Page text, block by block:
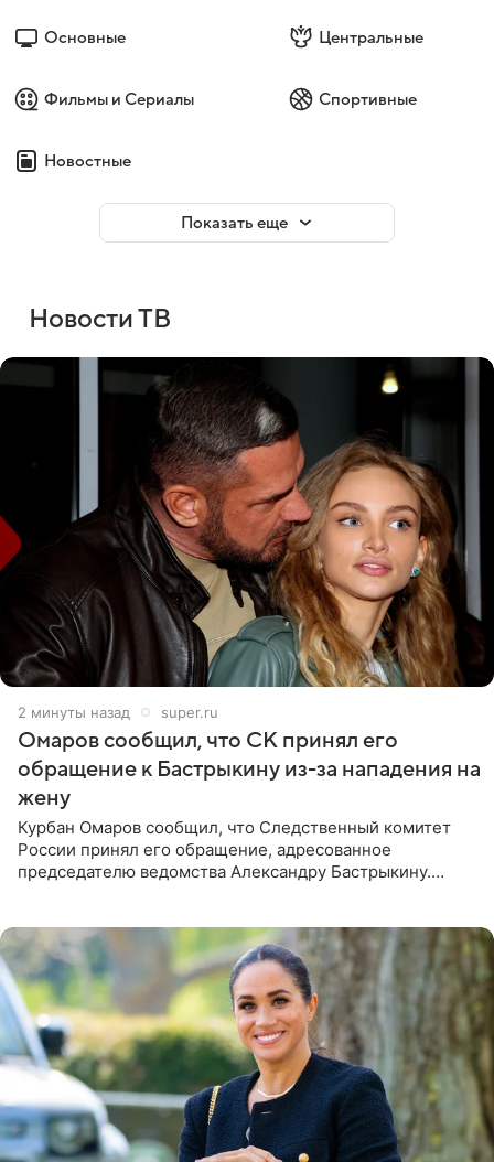
Основные Центральные
Фильмы и Сериалы Спортивные
Новостные
Показать еще
Новости ТВ
2 минуты назад super.ru
Омаров сообщил, что СК принял его
обращение к Бастрыкину из-за нападения на
жену
Курбан Омаров сообщил, что Следственный комитет
России принял его обращение, адресованное
председателю ведомства Александру Бастрыкину.